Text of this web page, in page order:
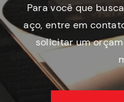
Para você que
aço, entre em
solicitar um